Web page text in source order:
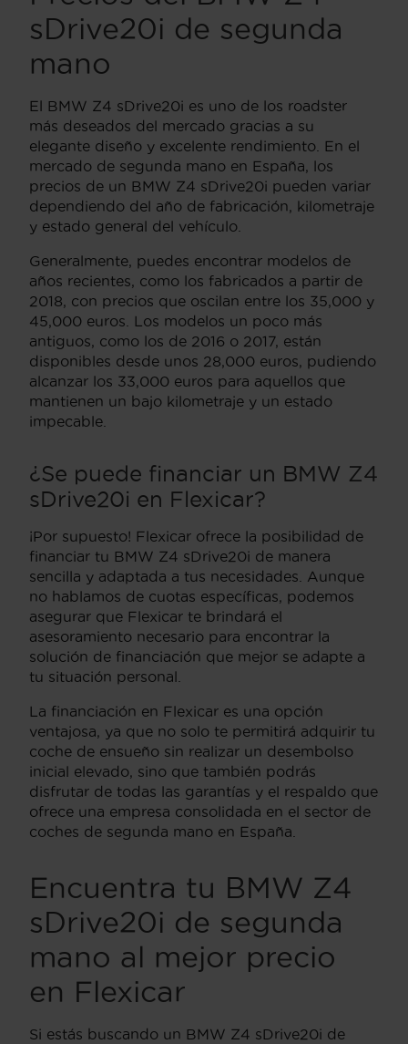
sDrive20i de segunda
mano
El BMW Z4 sDrive20i es uno de los roadster
más deseados del mercado gracias a su
elegante diseño y excelente rendimiento. En el
mercado de segunda mano en España, los
precios de un BMW Z4 sDrive20i pueden variar
dependiendo del año de fabricación, kilometraje
y estado general del vehículo.
Generalmente, puedes encontrar modelos de
años recientes, como los fabricados a partir de
2018, con precios que oscilan entre los 35,000 y
45,000 euros. Los modelos un poco más
antiguos, como los de 2016 o 2017, están
disponibles desde unos 28,000 euros, pudiendo
alcanzar los 33,000 euros para aquellos que
mantienen un bajo kilometraje y un estado
impecable.
¿Se puede financiar un BMW Z4
sDrive20i en Flexicar?
¡Por supuesto! Flexicar ofrece la posibilidad de
financiar tu BMW Z4 sDrive20i de manera
sencilla y adaptada a tus necesidades. Aunque
no hablamos de cuotas específicas, podemos
asegurar que Flexicar te brindará el
asesoramiento necesario para encontrar la
solución de financiación que mejor se adapte a
tu situación personal.
La financiación en Flexicar es una opción
ventajosa, ya que no solo te permitirá adquirir tu
coche de ensueño sin realizar un desembolso
inicial elevado, sino que también podrás
disfrutar de todas las garantías y el respaldo que
ofrece una empresa consolidada en el sector de
coches de segunda mano en España.
Encuentra tu BMW Z4
sDrive20i de segunda
mano al mejor precio
en Flexicar
Si estás buscando un BMW Z4 sDrive20i de